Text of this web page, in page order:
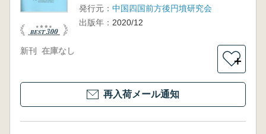
発行元： 中国四国前方後円墳研究会
出版年： 2020/12
新刊 在庫なし
＋
再入荷メール通知